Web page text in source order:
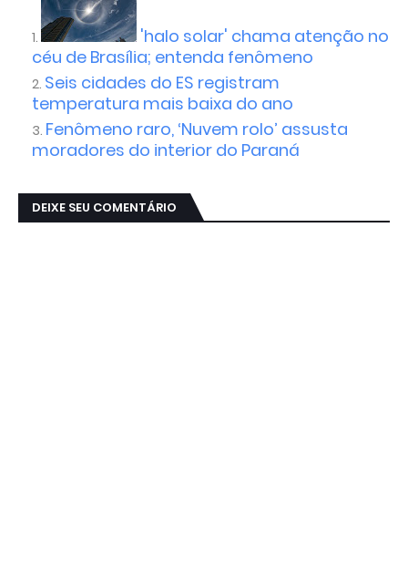
'halo solar' chama atenção no
céu de Brasília; entenda fenômeno
Seis cidades do ES registram
temperatura mais baixa do ano
Fenômeno raro, ‘Nuvem rolo’ assusta
moradores do interior do Paraná
DEIXE SEU COMENTÁRIO